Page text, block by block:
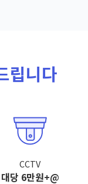
립니다
CCTV
대당 6만원+@